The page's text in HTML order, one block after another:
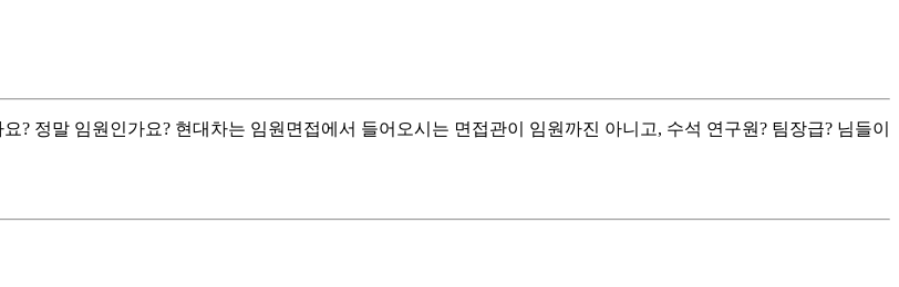
정말 임원인가요? 현대차는 임원면접에서 들어오시는 면접관이 임원까진 아니고, 수석 연구원? 팀장급? 님들이